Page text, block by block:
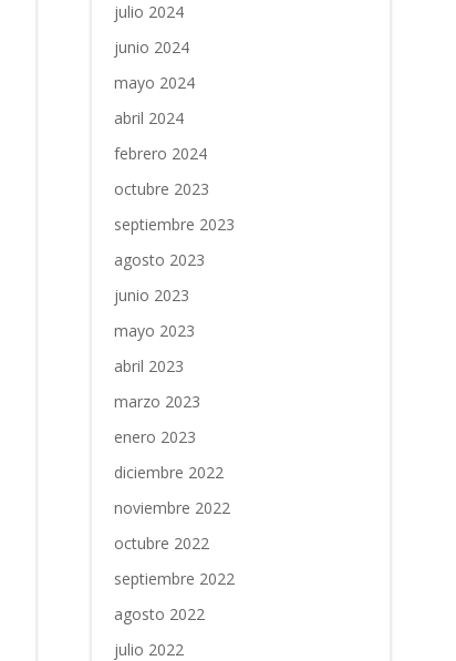
julio 2024
junio 2024
mayo 2024
abril 2024
febrero 2024
octubre 2023
septiembre 2023
agosto 2023
junio 2023
mayo 2023
abril 2023
marzo 2023
enero 2023
diciembre 2022
noviembre 2022
octubre 2022
septiembre 2022
agosto 2022
julio 2022